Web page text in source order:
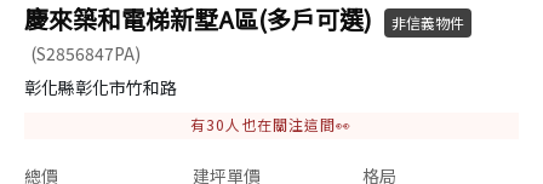
慶來築和電梯新墅A區(多戶可選) 非信義物件
(S2856847PA)
彰化縣彰化市竹和路
有30 人也在關注這間👀
總價 建坪單價 格局